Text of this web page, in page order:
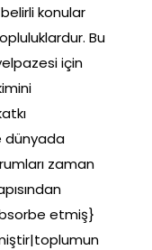
konular
Bu
için
dünyada
zaman
etmiş}